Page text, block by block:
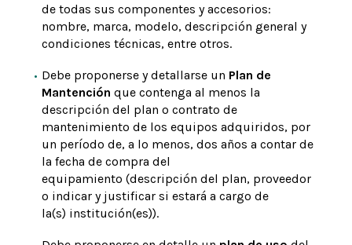
de todas sus componentes y accesorios:
nombre, marca, modelo, descripción general y
condiciones técnicas, entre otros.
Debe proponerse y detallarse un Plan de
Mantención que contenga al menos la
descripción del plan o contrato de
mantenimiento de los equipos adquiridos, por
un período de, a lo menos, dos años a contar de
la fecha de compra del
equipamiento (descripción del plan, proveedor
o indicar y justificar si estará a cargo de
la(s) institución(es)).